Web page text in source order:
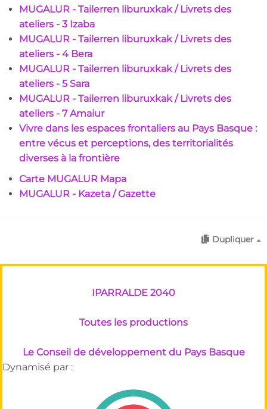
MUGALUR - Tailerren liburuxkak / Livrets des
ateliers - 3 Izaba
MUGALUR - Tailerren liburuxkak / Livrets des
ateliers - 4 Bera
MUGALUR - Tailerren liburuxkak / Livrets des
ateliers - 5 Sara
MUGALUR - Tailerren liburuxkak / Livrets des
ateliers - 7 Amaiur
Vivre dans les espaces frontaliers au Pays Basque :
entre vécus et perceptions, des territorialités
diverses à la frontière
Carte MUGALUR Mapa
MUGALUR - Kazeta / Gazette
Dupliquer
IPARRALDE 2040
Toutes les productions
Le Conseil de développement du Pays Basque
Dynamisé par :